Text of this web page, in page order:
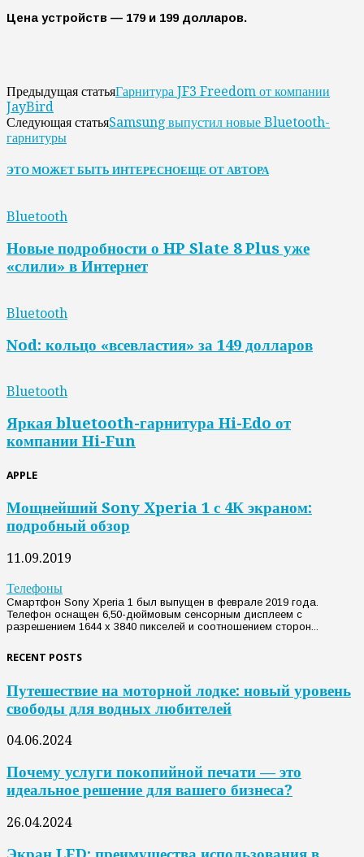
Цена устройств — 179 и 199 долларов.
Предыдущая статьяГарнитура JF3 Freedom от компании
JayBird
Следующая статьяSamsung выпустил новые Bluetooth-
гарнитуры
ЭТО МОЖЕТ БЫТЬ ИНТЕРЕСНОЕЩЕ ОТ АВТОРА
Bluetooth
Новые подробности о HP Slate 8 Plus уже
«слили» в Интернет
Bluetooth
Nod: кольцо «всевластия» за 149 долларов
Bluetooth
Яркая bluetooth-гарнитура Hi-Edo от
компании Hi-Fun
APPLE
Мощнейший Sony Xperia 1 с 4К экраном:
подробный обзор
11.09.2019
Телефоны
Смартфон Sony Xperia 1 был выпущен в феврале 2019 года.
Телефон оснащен 6,50-дюймовым сенсорным дисплеем с
разрешением 1644 x 3840 пикселей и соотношением сторон...
RECENT POSTS
Путешествие на моторной лодке: новый уровень
свободы для водных любителей
04.06.2024
Почему услуги покопийной печати — это
идеальное решение для вашего бизнеса?
26.04.2024